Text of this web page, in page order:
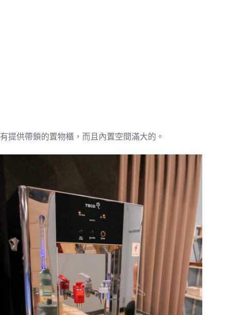
有提供帶鎖的置物櫃，而且內置空間滿大的。